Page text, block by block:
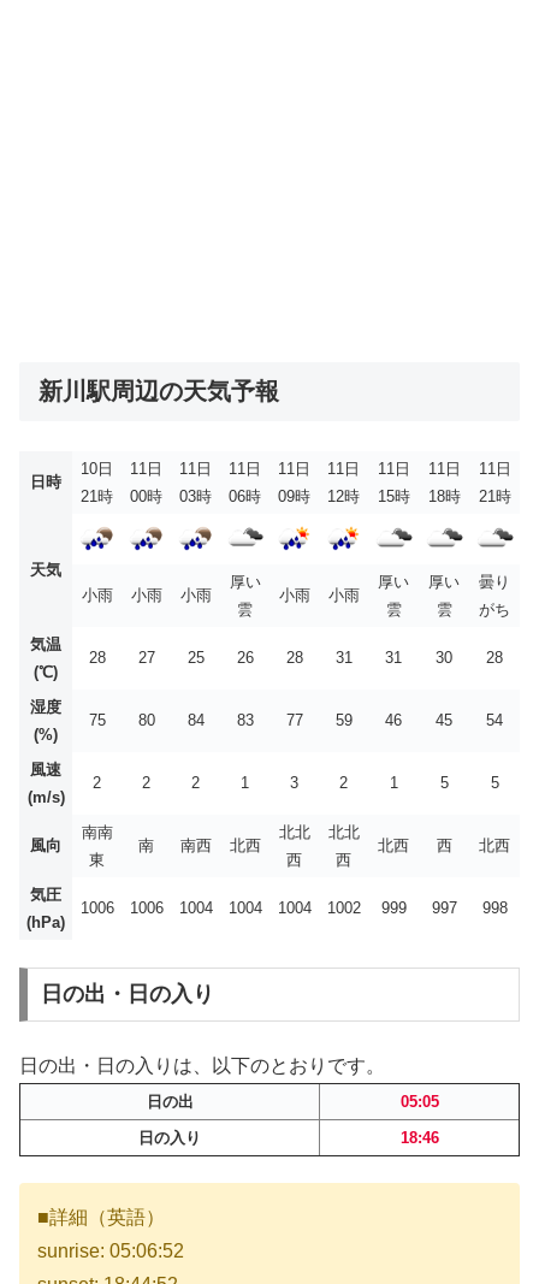
新川駅周辺の天気予報
日時
10日
21時
11日
00時
11日
03時
11日
06時
11日
09時
11日
12時
11日
15時
11日
18時
11日
21時
天気
小雨
小雨 小雨
厚い
雲
小雨 小雨
厚い
雲
厚い
雲
曇り
がち
気温
(℃)
28 27 25 26 28 31 31 30 28
湿度
(%)
75 80 84 83 77 59 46 45 54
風速
(m/s)
2 2 2 1 3 2 1 5 5
風向
南南
東
南 南西 北西
北北
西
北北
西
北西 西 北西
気圧
(hPa)
1006 1006 1004 1004 1004 1002 999 997 998
日の出・日の入り
日の出・日の入りは、以下のとおりです。
日の出
05:05
日の入り
18:46
■詳細（英語）
sunrise: 05:06:52